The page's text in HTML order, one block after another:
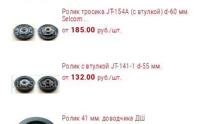
Ролик тросика JT-154А (с втулкой) d-60 мм.
Selcom ...
от 185.00 руб./шт.
Ролик с втулкой JT-141-1 d-55 мм.
от 132.00 руб./шт.
Ролик 41 мм. доводчика ДШ